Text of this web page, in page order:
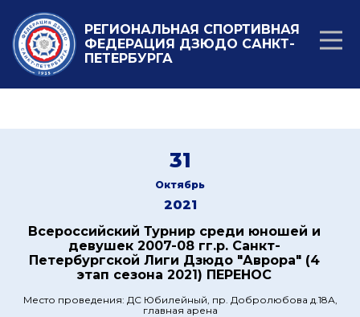
РЕГИОНАЛЬНАЯ СПОРТИВНАЯ
ФЕДЕРАЦИЯ ДЗЮДО САНКТ-
ПЕТЕРБУРГА
31
Октябрь
2021
Всероссийский Турнир среди юношей и
девушек 2007-08 гг.р. Санкт-
Петербургской Лиги Дзюдо "Аврора" (4
этап сезона 2021) ПЕРЕНОС
Место проведения: ДС Юбилейный, пр. Добролюбова д.18А,
главная арена